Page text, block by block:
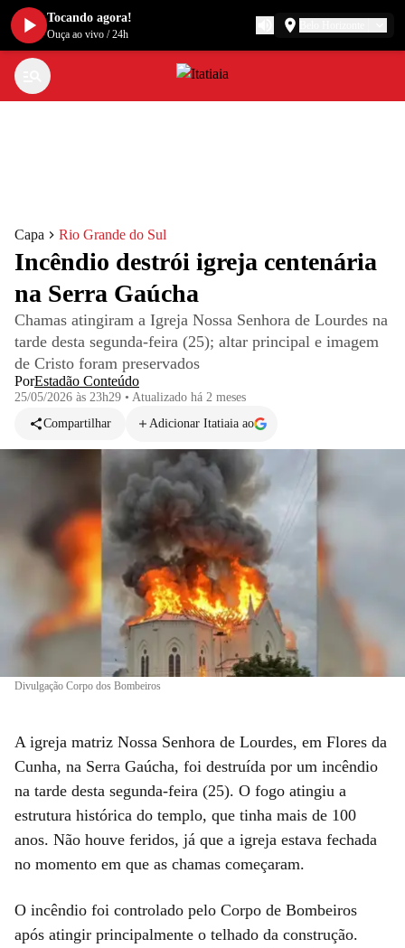
Capa Rio Grande do Sul
Incêndio destrói igreja centenária
na Serra Gaúcha
Chamas atingiram a Igreja Nossa Senhora de Lourdes na
tarde desta segunda-feira (25); altar principal e imagem
de Cristo foram preservados
PorEstadão Conteúdo
25/05/2026 às 23h29 • Atualizado há 2 meses
Compartilhar
Adicionar Itatiaia ao
Divulgação Corpo dos Bombeiros
A igreja matriz Nossa Senhora de Lourdes, em Flores da
Cunha, na Serra Gaúcha, foi destruída por um incêndio
na tarde desta segunda-feira (25). O fogo atingiu a
estrutura histórica do templo, que tinha mais de 100
anos. Não houve feridos, já que a igreja estava fechada
no momento em que as chamas começaram.
O incêndio foi controlado pelo Corpo de Bombeiros
após atingir principalmente o telhado da construção.
Tocando agora!
Ouça ao vivo /24h